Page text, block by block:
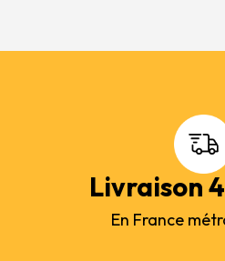
Livraison
En France